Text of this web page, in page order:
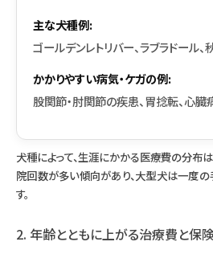
主な犬種例:
ゴールデンレトリバー、ラブラドール、
かかりやすい病気・ケガの例:
股関節・肘関節の疾患、胃捻転、心
犬種によって、生涯にかかる医療費の分布
院回数が多い傾向があり、大型犬は一度
す。
2. 年齢とともに上がる治療費と保